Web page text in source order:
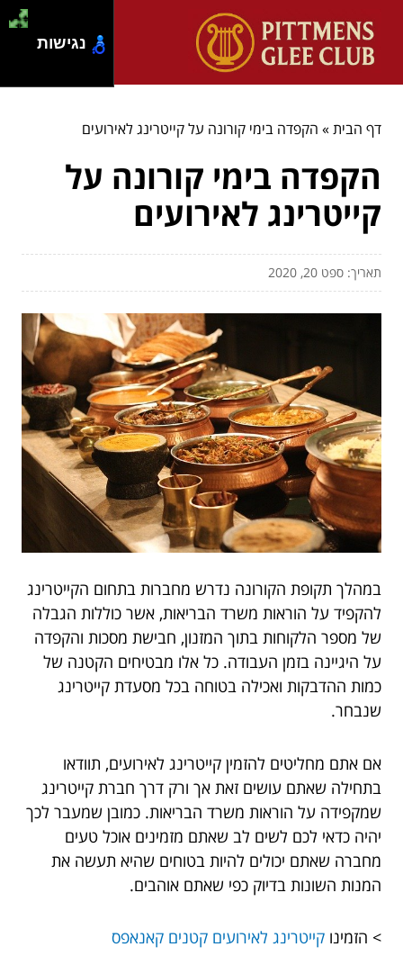
דף הבית» הקפדה בימי קורונה על קייטרינג לאירועים
הקפדה בימי קורונה על
קייטרינג לאירועים
תאריך: ספט 20, 2020
במהלך תקופת הקורונה נדרש מחברות בתחום הקייטרינג
להקפיד על הוראות משרד הבריאות, אשר כוללות הגבלה
של מספר הלקוחות בתוך המזנון, חבישת מסכות והקפדה
על היגיינה בזמן העבודה. כל אלו מבטיחים הקטנה של
כמות ההדבקות ואכילה בטוחה בכל מסעדת קייטרינג
שנבחר.
אם אתם מחליטים להזמין קייטרינג לאירועים, תוודאו
בתחילה שאתם עושים זאת אך ורק דרך חברת קייטרינג
שמקפידה על הוראות משרד הבריאות. כמובן שמעבר לכך
יהיה כדאי לכם לשים לב שאתם מזמינים אוכל טעים
מחברה שאתם יכולים להיות בטוחים שהיא תעשה את
המנות השונות בדיוק כפי שאתם אוהבים.
> הזמינו קייטרינג לאירועים קטנים קאנאפס
נגישות